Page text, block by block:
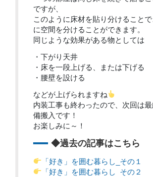
ですが、
このように床材を貼り分けること
に空間を分けることができます。
同じような効果がある物としては
・下がり天井
・床を一段上げる、または下げる
・腰壁を設ける
などが上げられますね
内装工事も終わったので、次回は
備搬入です！
お楽しみに～！
◆過去の記事はこちら
「好き」を囲む暮らし_その１
「好き」を囲む暮らし その２